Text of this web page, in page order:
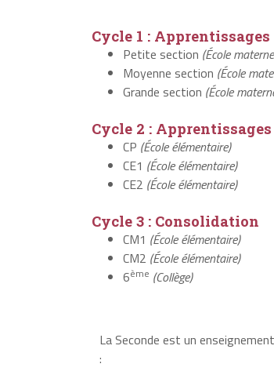
Cycle 1 :
Petite section (École
Moyenne section (École
Grande section (École
Cycle 2 :
CP (École élémentaire)
CE1 (École élémentaire)
CE2 (École élémentaire)
Cycle 3 : Consolidation
CM1 (École élémentaire)
CM2 (École élémentaire)
6ème (Collège)
La Seconde est un
: